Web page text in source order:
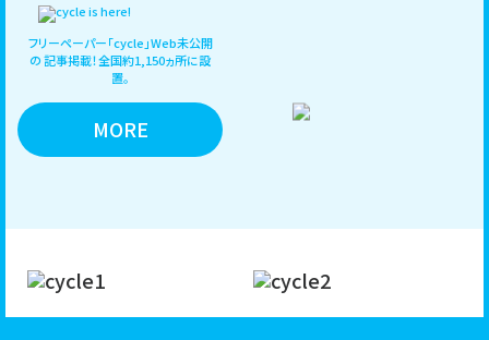
フリーペーパー「cycle」Web未公開
の記事掲載！全国約1,150ヵ所に設
置。
MORE